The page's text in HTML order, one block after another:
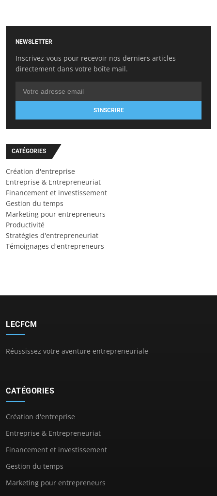
NEWSLETTER
Inscrivez-vous pour recevoir nos derniers articles
directement dans votre boîte mail.
S'INSCRIRE
CATÉGORIES
Création d'entreprise
Entreprise & Entrepreneuriat
Financement et investissement
Gestion du temps
Marketing pour entrepreneurs
Productivité
Stratégies d'entrepreneuriat
Témoignages d'entrepreneurs
LECFCM
Réussissez votre aventure entrepreneuriale
CATÉGORIES
Création d'entreprise
Entreprise & Entrepreneuriat
Financement et investissement
Gestion du temps
Marketing pour entrepreneurs